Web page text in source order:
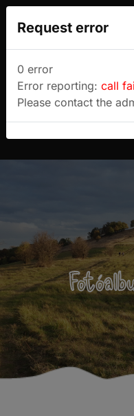
Sulyok
Request error
0 error
Error reporting: call
Please contact the